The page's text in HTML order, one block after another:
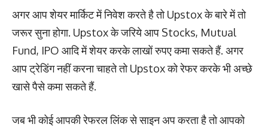
अगर आप शेयर मार्किट में निवेश करते है तो Upstox के बारे में तो
जरूर सुना होगा. Upstox के जरिये आप Stocks, Mutual
Fund, IPO आदि में शेयर करके लाखों रुपए कमा सकते हैं. अगर
आप ट्रेडिंग नहीं करना चाहते तो Upstox को रेफर करके भी अच्छे
खासे पैसे कमा सकते हैं.
जब भी कोई आपकी रेफरल लिंक से साइन अप करता है तो आपको